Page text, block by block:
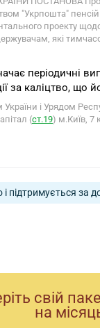
"Укрпошта"
проекту
які
періодичні
за каліцтво, що
і Урядом
(ст.19) м.Київ, 7
підтримується за
свiй
на